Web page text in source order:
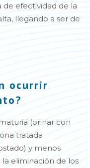
de efectividad de la
llegando a ser de
ocurrir
(orinar con
tratada
y menos
eliminación de los